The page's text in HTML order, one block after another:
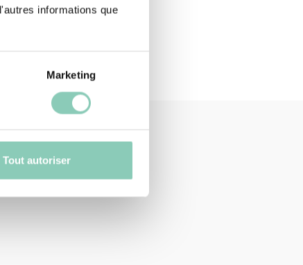
informations que
Marketing
Tout autoriser